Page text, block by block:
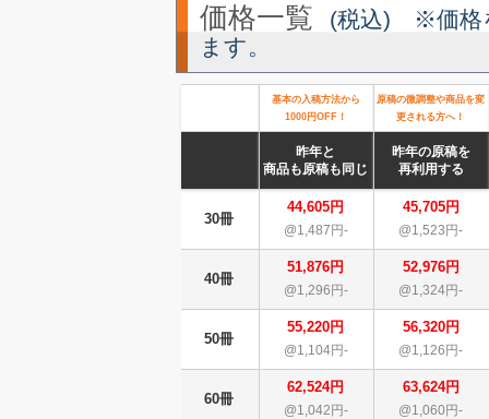
価格一覧
(税込) ※価格
ます。
基本の入稿方法から
1000円OFF！
原稿の微調整や商品を変
更される方へ！
昨年と
商品も原稿も同じ
昨年の原稿を
再利用する
30冊
44,605円
@1,487円-
45,705円
@1,523円-
40冊
51,876円
@1,296円-
52,976円
@1,324円-
50冊
55,220円
@1,104円-
56,320円
@1,126円-
60冊
62,524円
@1,042円-
63,624円
@1,060円-